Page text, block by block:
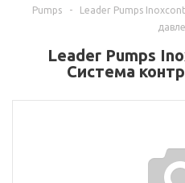
Pumps
-
Leader Pumps
Leader Pumps
Система